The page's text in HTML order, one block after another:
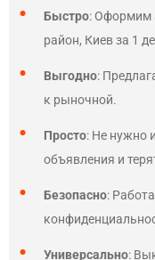
Быстро: Оформим
район, Киев за 1
Выгодно:
к рыночной.
Просто: Не нужно
объявления и
Безопасно:
Универсально: